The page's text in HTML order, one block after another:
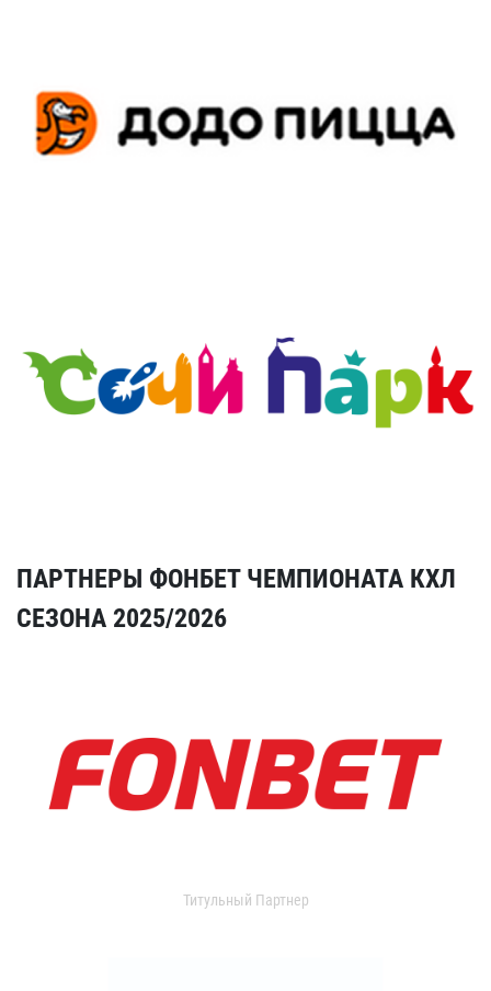
ПАРТНЕРЫ ФОНБЕТ ЧЕМПИОНАТА КХЛ
СЕЗОНА 2025/2026
Титульный Партнер